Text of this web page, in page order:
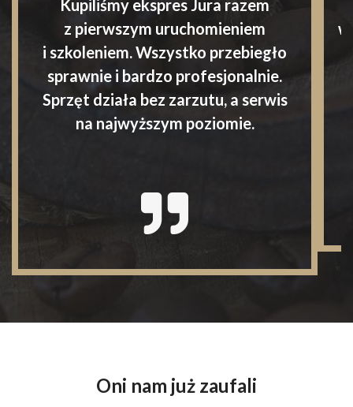
Kupiliśmy ekspres Jura razem
z pierwszym uruchomieniem
i szkoleniem. Wszystko przebiegło
sprawnie i bardzo profesjonalnie.
Sprzęt działa bez zarzutu, a serwis
na najwyższym poziomie.
w
Oni nam już zaufali